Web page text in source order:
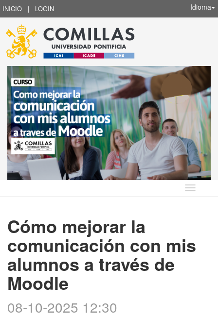
INICIO | LOGIN Idioma
Idioma
Cómo mejorar la
comunicación con mis
alumnos a través de
Moodle
08-10-2025 12:30